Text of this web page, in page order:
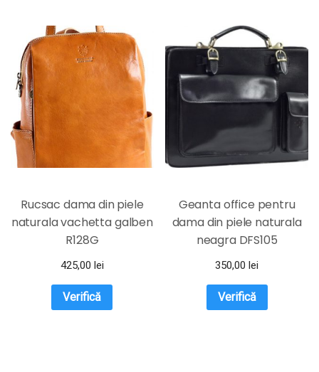
Rucsac dama din piele
naturala vachetta galben
R128G
425,00 lei
Verifică
Geanta office pentru
dama din piele naturala
neagra DFS105
350,00lei
Verifică